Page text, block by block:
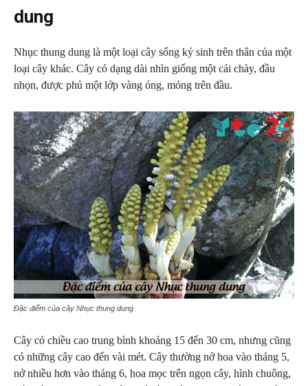
dung
Nhục thung dung là một loại cây sống ký sinh trên thân của một
loại cây khác. Cây có dạng dài nhìn giống một cái chày, đầu
nhọn, được phủ một lớp vàng óng, mỏng trên đầu.
Đặc điểm của cây Nhục thung dung
Cây có chiều cao trung bình khoảng 15 đến 30 cm, nhưng cũng
có những cây cao đến vài mét. Cây thường nở hoa vào tháng 5,
nở nhiều hơn vào tháng 6, hoa mọc trên ngọn cây, hình chuông,